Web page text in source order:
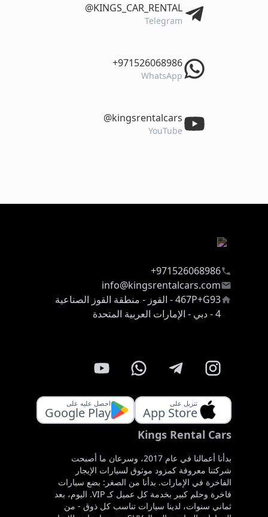
‎@KINGS_CAR_RENTAL
Telegram
‎+971526068986
WhatsApp
‎@kingsrentalcars
YouTube
971526068986+
info@kingsrentalcars.com
467P+G93 - القوز - منطقة القوز الصناعية
4 - دبي - الإمارات العربية المتحدة
تنزيل على
App Store
احصل عليه على
Google Play
Kings Rental Cars
بدأنا أعمالنا في عام 2017، وسرعان ما أصبحت
شركتنا معروفة كمزود موثوق لسيارات الإيجار
الفاخرة في الإمارات. بدأنا من الصغر: بضع سيارات
فاخرة وحلم كبير بخدمة كل عميل كـ VIP. اليوم، بعد
ثماني سنوات، لدينا سيارات تناسب كل ذوق - من